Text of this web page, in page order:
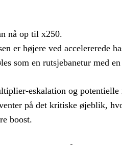
nå op til x250.
er højere ved accelererede
som en rutsjebanetur med
eskalation og
på det kritiske øjeblik,
boost.